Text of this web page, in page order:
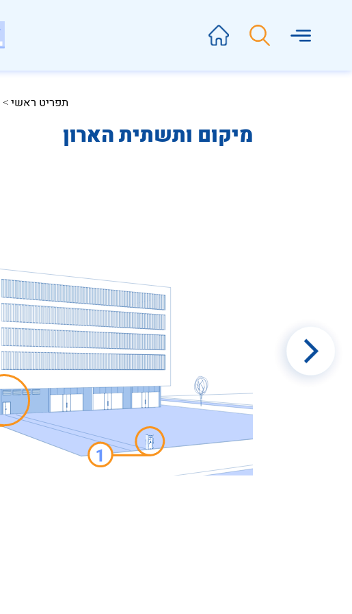
תפריט ראשי >
מיקום ותשתית הארון